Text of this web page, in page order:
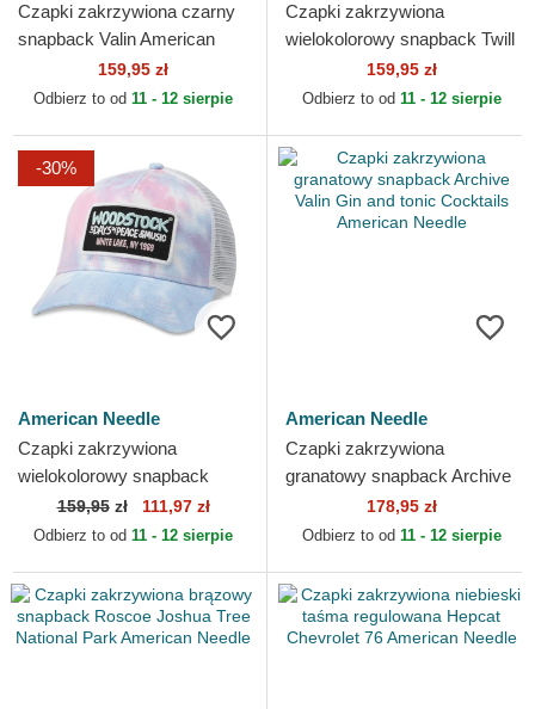
Czapki zakrzywiona czarny
snapback Valin American
159,95 zł
Odbierz to od 11 - 12 sierpie
Czapki zakrzywiona
wielokolorowy snapback Twill
Valin Patch American Needle
159,95 zł
Odbierz to od 11 - 12 sierpie
-30%
American Needle
Czapki zakrzywiona
wielokolorowy snapback
Valin American Needle
159,95zł 111,97 zł
Odbierz to od 11 - 12 sierpie
American Needle
Czapki zakrzywiona
granatowy snapback Archive
Valin Gin and tonic Cocktails
American Needle
178,95 zł
Odbierz to od 11 - 12 sierpie